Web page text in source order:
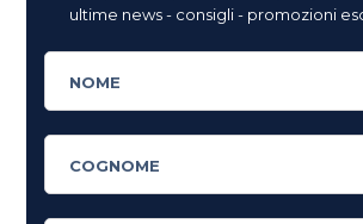
ultime news - consigli - promozioni